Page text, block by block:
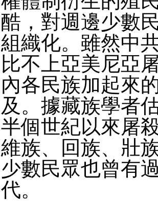
酷，對週邊少數
組織化。雖然中
比不上亞美尼亞
內各民族加起來
及。據藏族學者
半個世紀以來屠
維族、回族、壯
少數民眾也曾有
代。